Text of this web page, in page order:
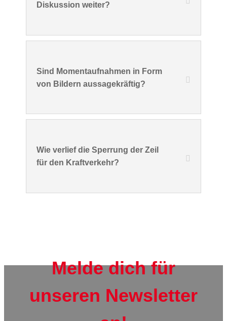
Diskussion weiter?
Sind Momentaufnahmen in Form
von Bildern aussagekräftig?
Wie verlief die Sperrung der Zeil
für den Kraftverkehr?
Melde dich für
unseren Newsletter